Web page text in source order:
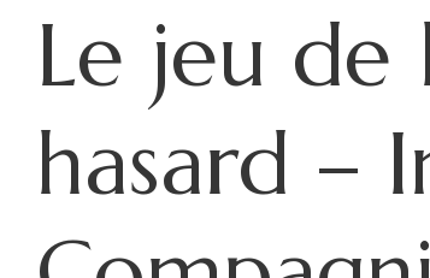
Le jeu de
hasard –